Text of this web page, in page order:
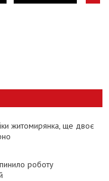
житомирянка, ще двоє
роботу